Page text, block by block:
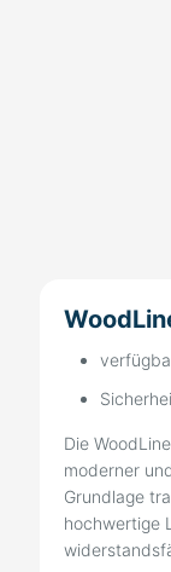
Die
moderner
Grundlage
hochwertige